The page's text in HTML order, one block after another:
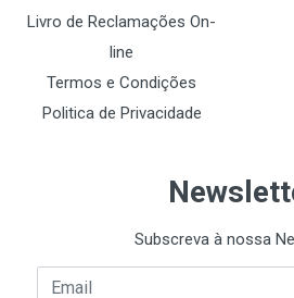
Livro de Reclamações On-
line
Termos e Condições
Politica de Privacidade
Subscreva à nossa